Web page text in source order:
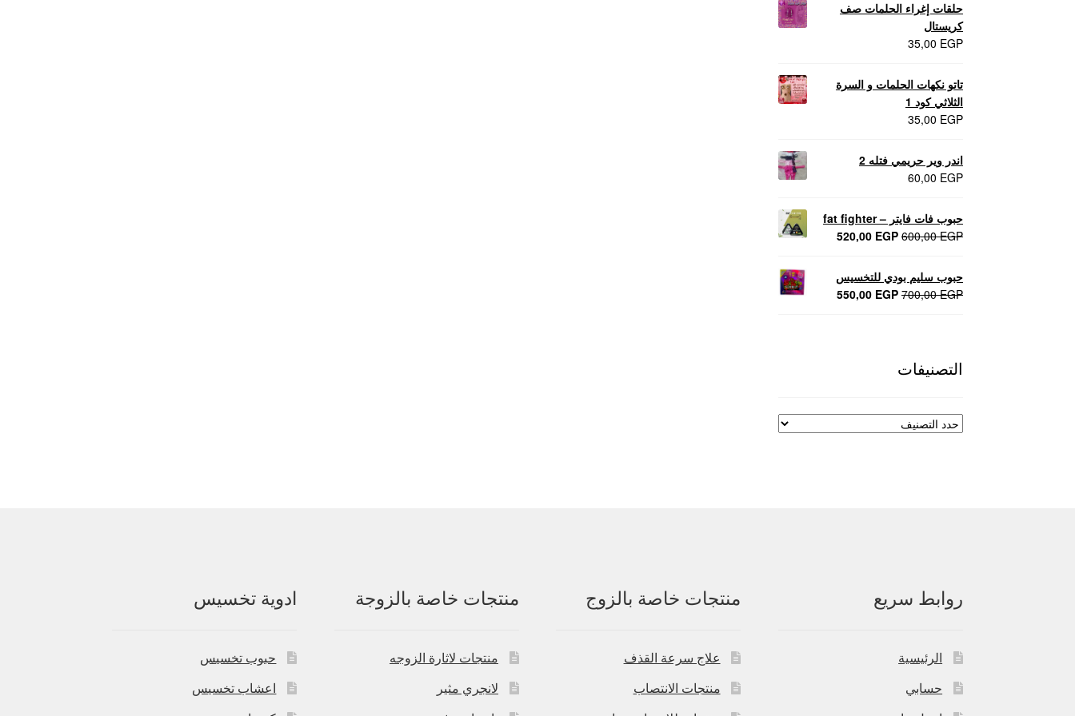
حلقات إغراء الحلمات صف
كريستال
35,00 EGP
تاتو نكهات الحلمات و السرة
الثلاثي كود 1
35,00 EGP
اندر وير حريمي فتله 2
60,00 EGP
حبوب فات فايتر – fat fighter
600,00EGP
السعر
600,00 EGP.
520,00 EGP
السعر
520,00 EGP.
حبوب سليم بودي للتخسيس
700,00EGP
السعر550,00 EGP
السعر
التصنيفات
روابط سريع
الرئيسية
حسابي
منتجات خاصة بالزوج
علاج سرعة القذف
منتجات الانتصاب
منتجات خاصة بالزوجة
منتجات لاثارة الزوجه
لانجري مثير
ادوية تخسيس
حبوب تخسيس
اعشاب تخسيس